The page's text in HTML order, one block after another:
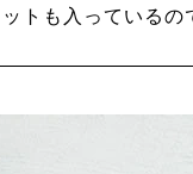
トも入っている